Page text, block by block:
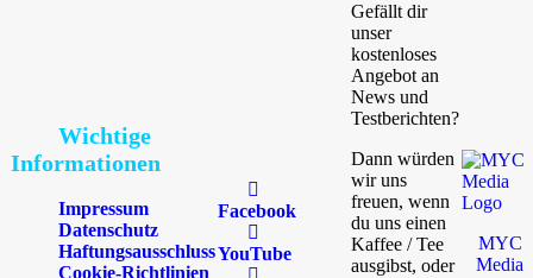
Wichtige
Informationen
Impressum
Datenschutz
Haftungsausschluss
Cookie-Richtlinien
Facebook
YouTube
Gefällt dir
unser
kostenloses
Angebot an
News und
Testberichten?
Dann würden
wir uns
freuen, wenn
du uns einen
Kaffee / Tee
ausgibst, oder
MYC
Media